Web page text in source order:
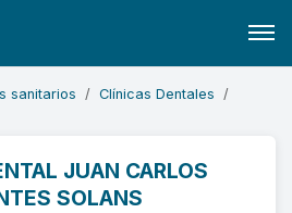
Buscar
sanitarios
Clínicas Dentales
JUAN CARLOS
SOLANS